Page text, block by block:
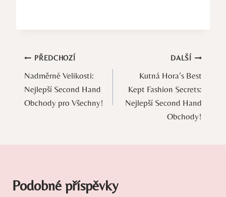
Navigace
pro
příspěvek
PŘEDCHOZÍ
Nadměrné Velikosti:
Nejlepší Second Hand
Obchody pro Všechny!
DALŠÍ
Kutná Hora’s Best
Kept Fashion Secrets:
Nejlepší Second Hand
Obchody!
Podobné příspěvky